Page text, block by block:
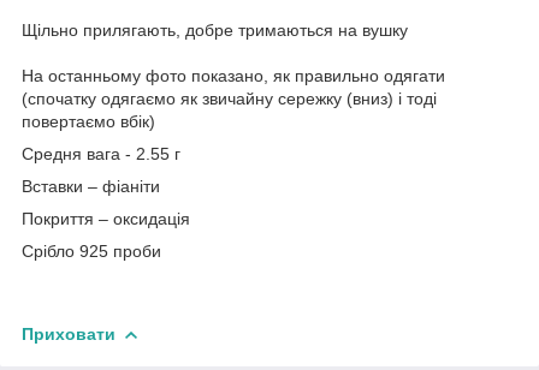
Щільно прилягають, добре тримаються на вушку
На останньому фото показано, як правильно одягати
(спочатку одягаємо як звичайну сережку (вниз) і тоді
повертаємо вбік)
Средня вага - 2.55 г
Вставки – фіаніти
Покриття – оксидація
Срібло 925 проби
Приховати